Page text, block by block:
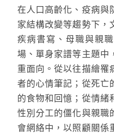
在人口高齡化、疫病與
家結構改變等趨勢下，
疾病書寫、母職與親
場、單身家譜等主題中
重面向。從以往描繪罹
者的心情筆記；從死亡
的食物和回憶；從情緒
性別分工的僵化與親職
會網絡中，以照顧關係